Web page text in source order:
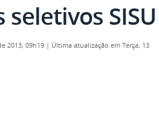
seletivos
2013, 09h19 | Última atualização em Terça, 13